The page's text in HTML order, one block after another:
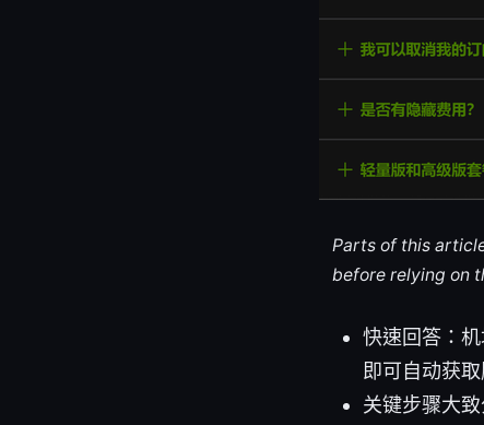
Parts of this
before relying on
快速回答：
即可自动获
关键步骤大